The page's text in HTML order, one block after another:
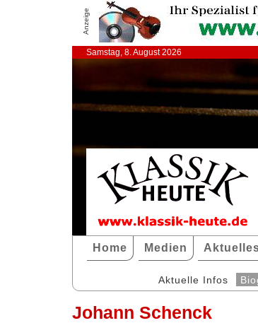
Anzeige
Samstag, 8. August 2026
Home Medien
Aktuelle Infos
Johann Schenck